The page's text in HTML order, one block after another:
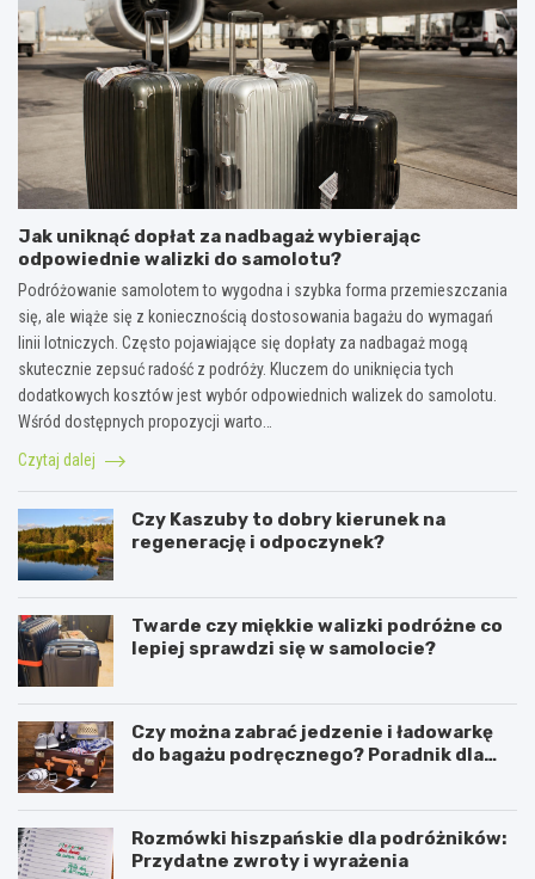
Jak uniknąć dopłat za nadbagaż wybierając
odpowiednie walizki do samolotu?
Podróżowanie samolotem to wygodna i szybka forma przemieszczania
się, ale wiąże się z koniecznością dostosowania bagażu do wymagań
linii lotniczych. Często pojawiające się dopłaty za nadbagaż mogą
skutecznie zepsuć radość z podróży. Kluczem do uniknięcia tych
dodatkowych kosztów jest wybór odpowiednich walizek do samolotu.
Wśród dostępnych propozycji warto…
Czytaj dalej
Czy Kaszuby to dobry kierunek na
regenerację i odpoczynek?
Twarde czy miękkie walizki podróżne co
lepiej sprawdzi się w samolocie?
Czy można zabrać jedzenie i ładowarkę
do bagażu podręcznego? Poradnik dla
Rozmówki hiszpańskie dla podróżników:
Przydatne zwroty i wyrażenia